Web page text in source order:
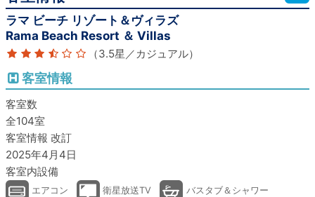
ラマ ビーチ リゾート＆ヴィラズ
Rama Beach Resort ＆ Villas
（3.5星／カジュアル）
客室情報
客室数
全104室
客室情報 改訂
2025年4月4日
客室内設備
エアコン 衛星放送TV バスタブ＆シャワー